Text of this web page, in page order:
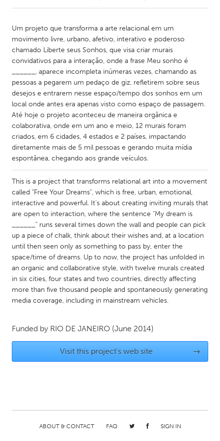
Amherstburg
Kingston
Kitchener-Waterloo
New Glasgow
Newmarket
Ottawa
South Shore
Toronto
MALAYSIA
Kuala Lumpur
NETHERLANDS
Utrecht
Qatar
SINGAPORE
Singapore
Glasgow
Um projeto que transforma a arte relacional em um
movimento livre, urbano, afetivo, interativo e poderoso
chamado Liberte seus Sonhos, que visa criar murais
convidativos para a interação, onde a frase Meu sonho é
______, aparece incompleta inúmeras vezes, chamando as
pessoas a pegarem um pedaço de giz, refletirem sobre seus
desejos e entrarem nesse espaço/tempo dos sonhos em um
local onde antes era apenas visto como espaço de passagem.
Até hoje o projeto aconteceu de maneira orgânica e
colaborativa, onde em um ano e meio, 12 murais foram
criados, em 6 cidades, 4 estados e 2 países, impactando
diretamente mais de 5 mil pessoas e gerando muita mídia
espontânea, chegando aos grande veículos.
This is a project that transforms relational art into a movement
called "Free Your Dreams", which is free, urban, emotional,
interactive and powerful. It's about creating inviting murals that
are open to interaction, where the sentence "My dream is
______" runs several times down the wall and people can pick
up a piece of chalk, think about their wishes and, at a location
until then seen only as something to pass by, enter the
space/time of dreams. Up to now, the project has unfolded in
an organic and collaborative style, with twelve murals created
in six cities, four states and two countries, directly affecting
more than five thousand people and spontaneously generating
media coverage, including in mainstream vehicles.
Funded by RIO DE JANEIRO (June 2014)
Visit this project's web site →
ABOUT & CONTACT FAQ SIGN IN